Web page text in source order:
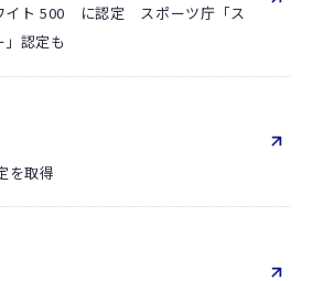
イト 500 に認定 スポーツ庁「ス
認定も
を取得